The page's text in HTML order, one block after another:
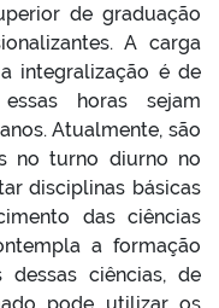
de graduação
A carga
integralização é de
horas sejam
Atualmente, são
no turno diurno no
disciplinas básicas
das ciências
a formação
ciências, de